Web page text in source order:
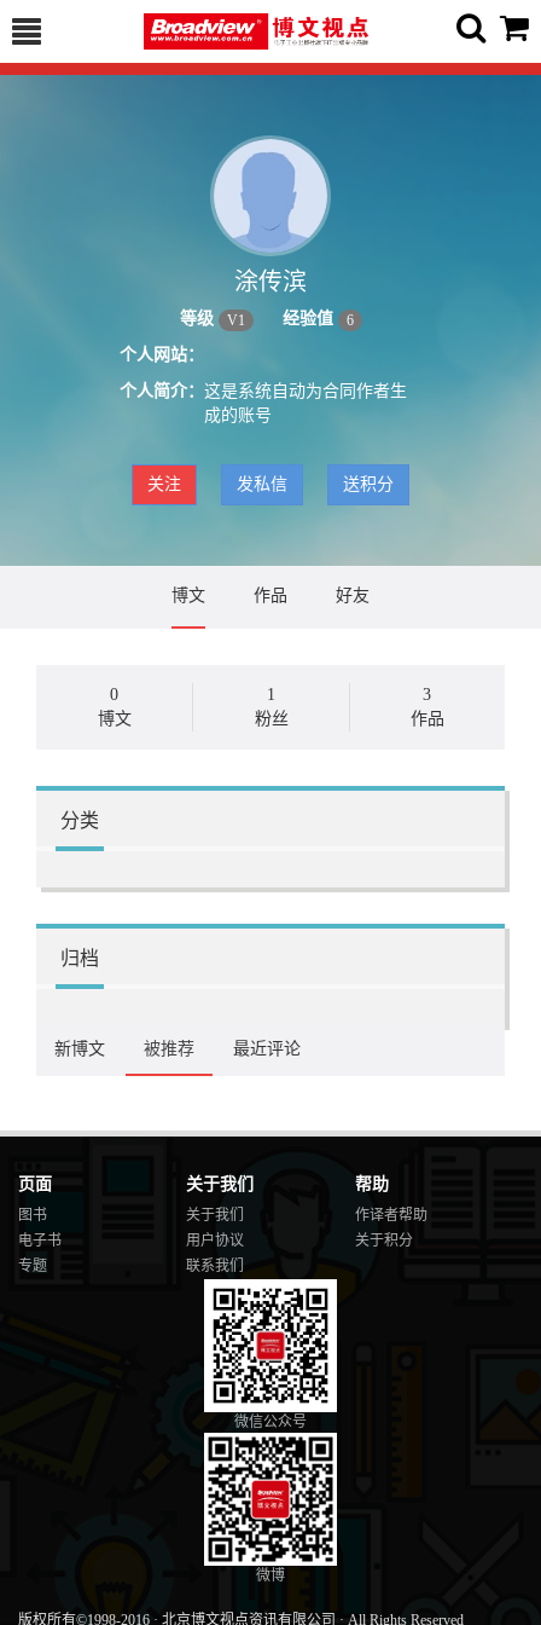
涂传滨
等级 V1 经验值 6
个人网站：
个人简介： 这是系统自动为合同作者生
成的账号
关注 发私信 送积分
博文 作品 好友
0
博文
1
粉丝
3
作品
分类
归档
新博文 被推荐 最近评论
页面
图书
电子书
专题
关于我们
关于我们
用户协议
联系我们
帮助
作译者帮助
关于积分
微信公众号
微博
版权所有©1998-2016 · 北京博文视点资讯有限公司 · All Rights Reserved